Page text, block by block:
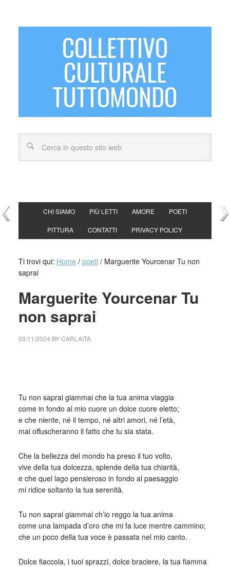
COLLETTIVO
CULTURALE
TUTTOMONDO
CHI SIAMO PIÙ LETTI AMORE POETI
PITTURA CONTATTI PRIVACY POLICY
Ti trovi qui: Home / poeti /Marguerite Yourcenar Tu non
saprai
Marguerite Yourcenar Tu
non saprai
03/11/2024 BYCARLAITA
Tu non saprai giammai che la tua anima viaggia
come in fondo al mio cuore un dolce cuore eletto;
e che niente, né il tempo, né altri amori, né l’età,
mai offuscheranno il fatto che tu sia stata.
Che la bellezza del mondo ha preso il tuo volto,
vive della tua dolcezza, splende della tua chiarità,
e che quel lago pensieroso in fondo al paesaggio
mi ridice soltanto la tua serenità.
Tu non saprai giammai ch’io reggo la tua anima
come una lampada d’oro che mi fa luce mentre cammino;
che un poco della tua voce è passata nel mio canto.
Dolce fiaccola, i tuoi sprazzi, dolce braciere, la tua fiamma